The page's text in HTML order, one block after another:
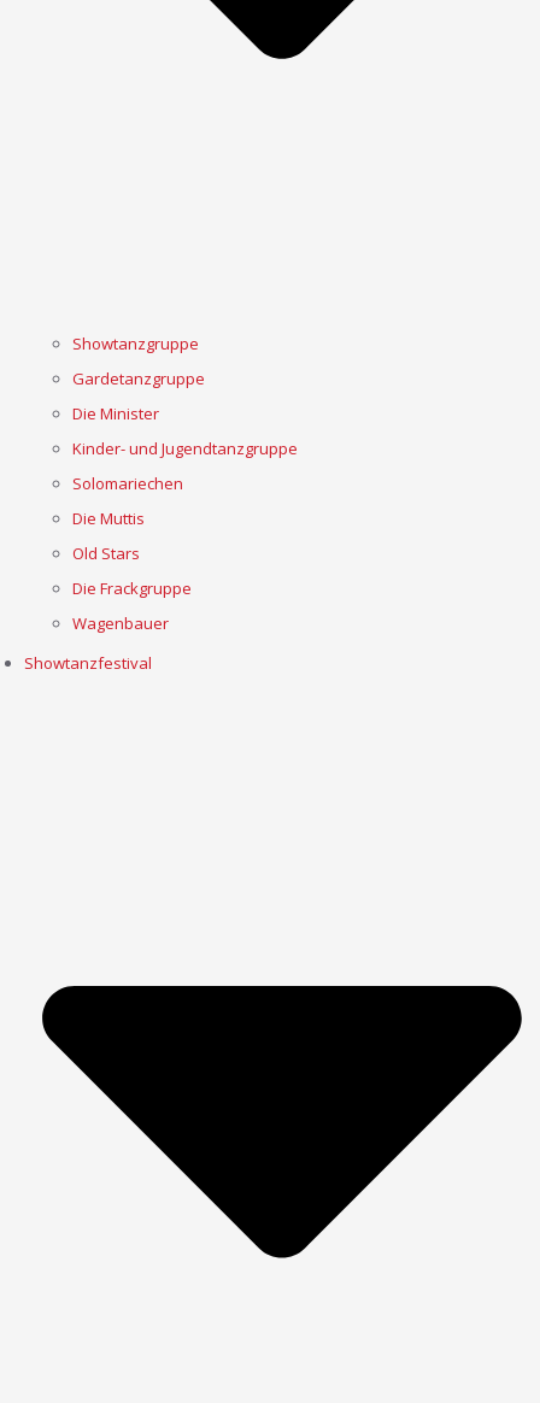
Showtanzgruppe
Gardetanzgruppe
Die Minister
Kinder- und Jugendtanzgruppe
Solomariechen
Die Muttis
Old Stars
Die Frackgruppe
Wagenbauer
Showtanzfestival